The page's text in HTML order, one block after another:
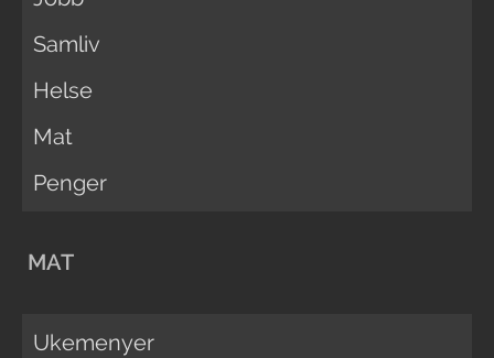
Samliv
Helse
Mat
Penger
MAT
Ukemenyer